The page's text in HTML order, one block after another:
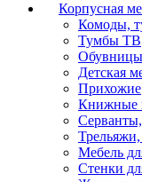
Корпусная
Комоды,
Тумбы ТВ
Обувницы
Детская
Прихожие
Книжные
Мебель
Стенки